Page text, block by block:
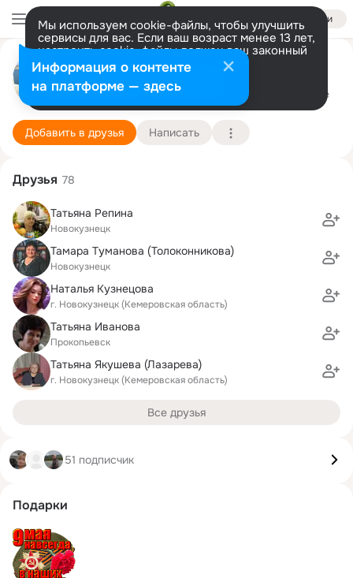
Войти
Мы используем cookie-файлы, чтобы улучшить
сервисы для вас. Если ваш возраст менее 13 лет,
настроить cookie-файлы должен ваш законный
представитель. Больше информации
Разрешить все Настроить
Виктория Бурцева
Санкт-Петербург 12 ноября Подробнее
Добавить в друзья Написать
Друзья 78
Татьяна Репина
Новокузнецк
Тамара Туманова (Толоконникова)
Новокузнецк
Наталья Кузнецова
г. Новокузнецк (Кемеровская область)
Татьяна Иванова
Прокопьевск
Татьяна Якушева (Лазарева)
г. Новокузнецк (Кемеровская область)
Все друзья
51 подписчик
Подарки
Информация о контенте
на платформе — здесь